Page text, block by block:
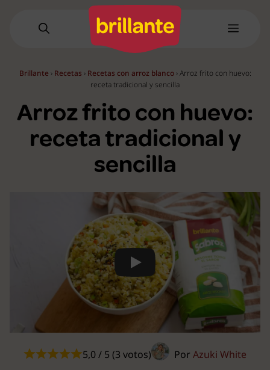
Menú
Brillante › Recetas › Recetas con arroz blanco›Arroz frito con huevo:
receta tradicional y sencilla
Arroz frito con huevo:
receta tradicional y
sencilla
Play
5,0 / 5 (3 votos) Por Azuki White